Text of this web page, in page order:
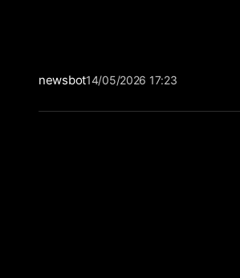
newsbot14/05/2026 17:23